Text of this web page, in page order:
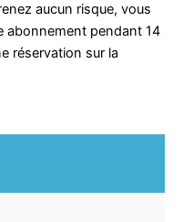
aucun risque, vous
abonnement pendant 14
réservation sur la